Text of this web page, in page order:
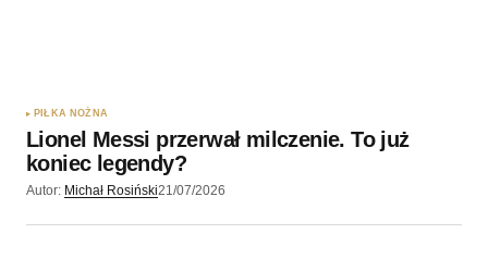
PIŁKA NOŻNA
Lionel Messi przerwał milczenie. To już
koniec legendy?
Autor: Michał Rosiński21/07/2026